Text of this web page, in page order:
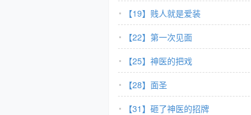
【19】贱人就是爱装
【22】第一次见面
【25】神医的把戏
【28】面圣
【31】砸了神医的招牌